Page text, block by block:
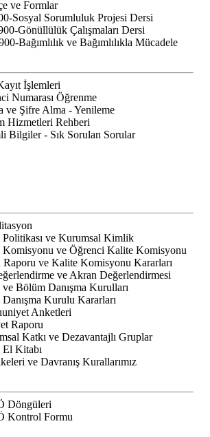
ve Formlar
Sosyal Sorumluluk Projesi Dersi
Gönüllülük Çalışmaları Dersi
Bağımlılık ve Bağımlılıkla Mücadele
İşlemleri
Numarası Öğrenme
ve Şifre Alma - Yenileme
Hizmetleri Rehberi
Bilgiler - Sık Sorulan Sorular
ve Kurumsal Kimlik
ve Öğrenci Kalite Komisyonu
ve Kalite Komisyonu Kararları
ve Akran Değerlendirmesi
Bölüm Danışma Kurulları
Kurulu Kararları
Anketleri
Raporu
Katkı ve Dezavantajlı Gruplar
Kitabı
ve Davranış Kurallarımız
Döngüleri
Kontrol Formu